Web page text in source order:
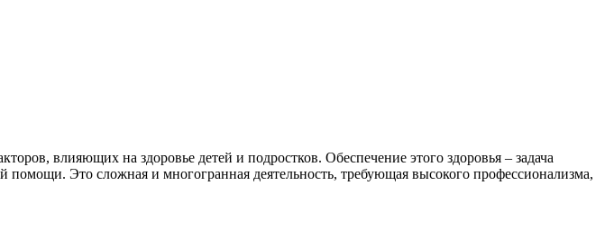
влияющих на здоровье детей и подростков. Обеспечение этого здоровья – задача
Это сложная и многогранная деятельность, требующая высокого профессионализма,